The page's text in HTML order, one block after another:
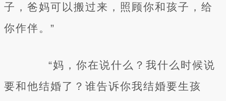
子，爸妈可以搬过来，照顾你和孩子，给
你作伴。”
“妈，你在说什么？我什么时候说
要和他结婚了？谁告诉你我结婚要生孩